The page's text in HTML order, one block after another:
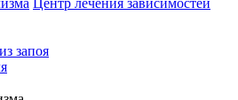
Центр лечения зависимостей
запоя